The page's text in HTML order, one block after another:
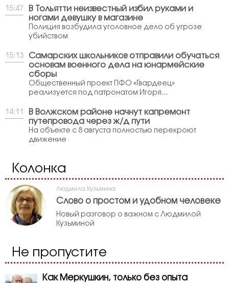
15:47
В Тольятти неизвестный избил руками и
ногами девушку в магазине
Полиция возбудила уголовное дело об угрозе
убийством
15:13
Самарских школьников отправили обучаться
основам военного дела на юнармейские
сборы
Общественный проект ПФО «Гвардеец»
реализуется под патронатом Игоря...
14:11
В Волжском районе начнут капремонт
путепровода через ж/д пути
На объекте с 8 августа полностью перекроют
движение
Колонка
Людмила Кузьмина
Слово о простом и удобном человеке
Новый разговор о важном с Людмилой
Кузьминой
Не пропустите
Как Меркушкин, только без опыта